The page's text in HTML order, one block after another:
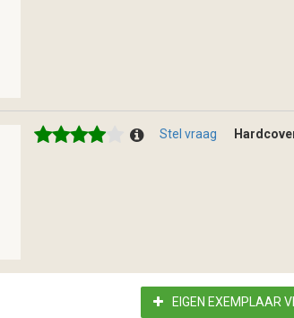
Stel vraag
EIGEN EXEMPLAAR